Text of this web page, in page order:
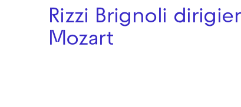
Rizzi Brignoli
Mozart